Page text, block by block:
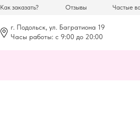
Отзывы Частые
Как заказать?
г. Подольск, ул. Багратиона 19
Часы работы: с 9:00 до 20:00